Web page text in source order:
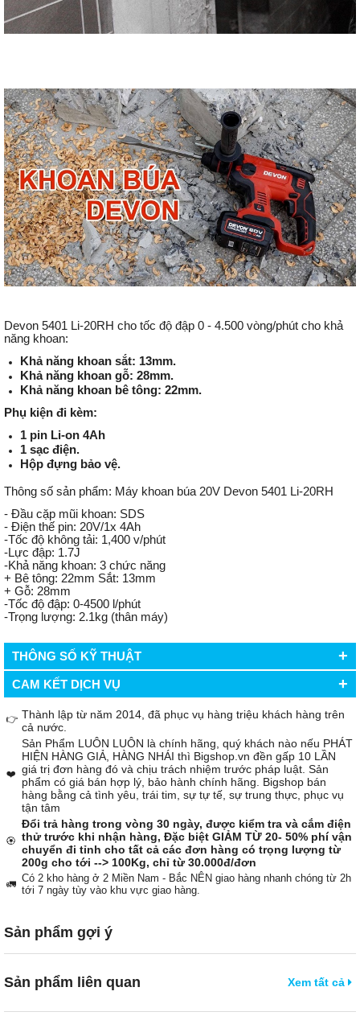
Devon 5401 Li-20RH cho tốc độ đập 0 - 4.500 vòng/phút cho khả
năng khoan:
Khả năng khoan sắt: 13mm.
Khả năng khoan gỗ: 28mm.
Khả năng khoan bê tông: 22mm.
Phụ kiện đi kèm:
1 pin Li-on 4Ah
1 sạc điện.
Hộp đựng bảo vệ.
Thông số sản phẩm: Máy khoan búa 20V Devon 5401 Li-20RH
- Đầu cặp mũi khoan: SDS
- Điện thế pin: 20V/1x 4Ah
-Tốc độ không tải: 1,400 v/phút
-Lực đập: 1.7J
-Khả năng khoan: 3 chức năng
+ Bê tông: 22mm Sắt: 13mm
+ Gỗ: 28mm
-Tốc độ đập: 0-4500 l/phút
-Trọng lượng: 2.1kg (thân máy)
THÔNG SỐ KỸ THUẬT +
CAM KẾT DỊCH VỤ +
👉 Thành lập từ năm 2014, đã phục vụ hàng triệu khách hàng trên
cả nước.
❤️
Sản Phẩm LUÔN LUÔN là chính hãng, quý khách nào nếu PHÁT
HIỆN HÀNG GIẢ, HÀNG NHÁI thì Bigshop.vn đền gấp 10 LẦN
giá trị đơn hàng đó và chịu trách nhiệm trước pháp luật. Sản
phẩm có giá bán hợp lý, bảo hành chính hãng. Bigshop bán
hàng bằng cả tình yêu, trái tim, sự tự tế, sự trung thực, phục vụ
tận tâm
🏵️
Đổi trả hàng trong vòng 30 ngày, được kiểm tra và cắm điện
thử trước khi nhận hàng, Đặc biệt GIẢM TỪ 20- 50% phí vận
chuyển đi tỉnh cho tất cả các đơn hàng có trọng lượng từ
200g cho tới --> 100Kg, chỉ từ 30.000đ/đơn
🚛 Có 2 kho hàng ở 2 Miền Nam - Bắc NÊN giao hàng nhanh chóng từ 2h
tới 7 ngày tùy vào khu vực giao hàng.
Sản phẩm gợi ý
Sản phẩm liên quan Xem tất cả